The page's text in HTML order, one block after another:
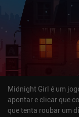
Midnight Girl é um
apontar e clicar que
que tenta roubar um